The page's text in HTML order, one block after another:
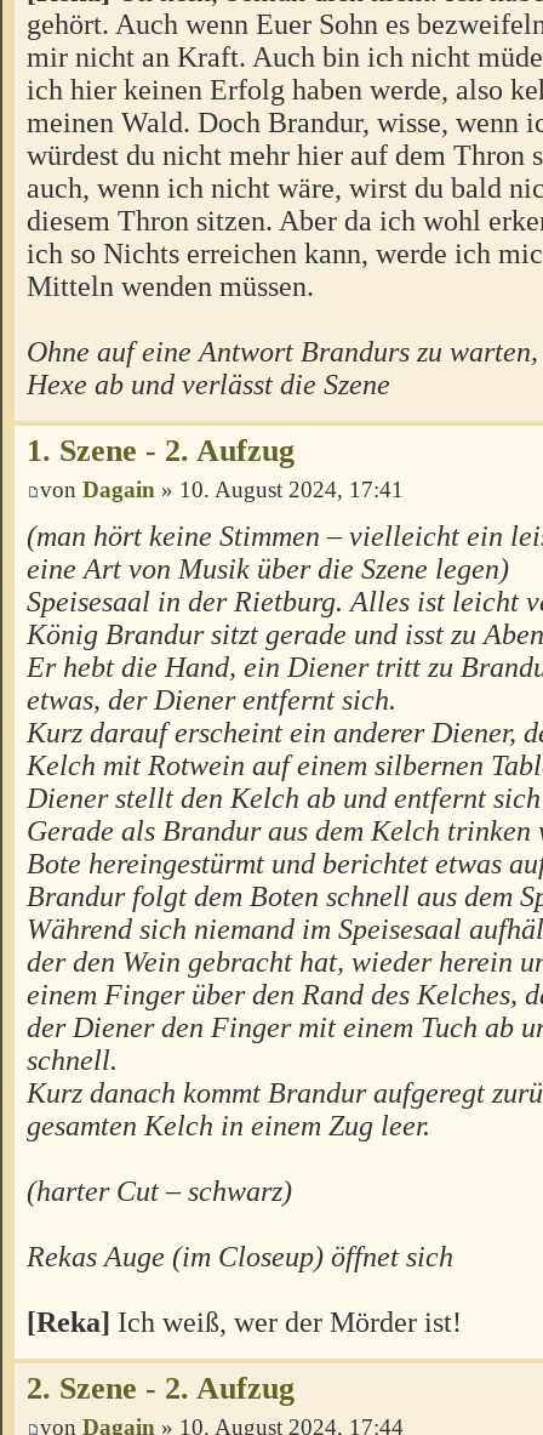
gehört. Auch wenn Euer Sohn es
mir nicht an Kraft. Auch bin ich nicht
ich hier keinen Erfolg haben werde, also
meinen Wald. Doch Brandur, wisse, wenn
würdest du nicht mehr hier auf dem Thron
auch, wenn ich nicht wäre, wirst du bald
diesem Thron sitzen. Aber da ich wohl
ich so Nichts erreichen kann, werde ich
Mitteln wenden müssen.
Ohne auf eine Antwort Brandurs zu
Hexe ab und verlässt die Szene
1. Szene - 2. Aufzug
von Dagain » 10. August 2024, 17:41
(man hört keine Stimmen – vielleicht ein
eine Art von Musik über die Szene legen)
Speisesaal in der Rietburg. Alles ist leicht
König Brandur sitzt gerade und isst zu
Er hebt die Hand, ein Diener tritt zu
etwas, der Diener entfernt sich.
Kurz darauf erscheint ein anderer Diener,
Kelch mit Rotwein auf einem silbernen
Diener stellt den Kelch ab und entfernt
Gerade als Brandur aus dem Kelch
Bote hereingestürmt und berichtet etwas
Brandur folgt dem Boten schnell aus dem
Während sich niemand im Speisesaal
der den Wein gebracht hat, wieder herein
einem Finger über den Rand des Kelches,
der Diener den Finger mit einem Tuch ab
schnell.
Kurz danach kommt Brandur aufgeregt
gesamten Kelch in einem Zug leer.
(harter Cut – schwarz)
Rekas Auge (im Closeup) öffnet sich
[Reka] Ich weiß, wer der Mörder ist!
2. Szene - 2. Aufzug
von Dagain » 10. August 2024, 17:44